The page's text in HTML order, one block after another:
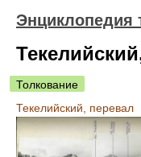
Энциклопедия
Толкование
Текелийский, перевал